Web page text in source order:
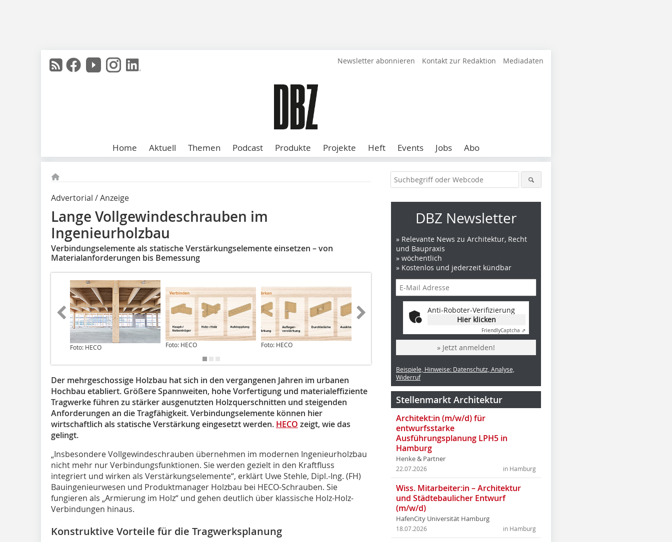
Newsletter abonnieren Kontakt zur Redaktion Mediadaten
Home Aktuell Themen Podcast Produkte Projekte Heft Events Jobs Abo
Advertorial / Anzeige
Lange Vollgewindeschrauben im
Ingenieurholzbau
Verbindungselemente als statische Verstärkungselemente einsetzen – von
Materialanforderungen bis Bemessung
Foto: HECO Foto: HECO Foto: HECO Foto: HECO
Der mehrgeschossige Holzbau hat sich in den vergangenen Jahren im urbanen
Hochbau etabliert. Größere Spannweiten, hohe Vorfertigung und materialeffiziente
Tragwerke führen zu stärker ausgenutzten Holzquerschnitten und steigenden
Anforderungen an die Tragfähigkeit. Verbindungselemente können hier
wirtschaftlich als statische Verstärkung eingesetzt werden. HECO zeigt, wie das
gelingt.
„Insbesondere Vollgewindeschrauben übernehmen im modernen Ingenieurholzbau
nicht mehr nur Verbindungsfunktionen. Sie werden gezielt in den Kraftfluss
integriert und wirken als Verstärkungselemente“, erklärt Uwe Stehle, Dipl.-Ing. (FH)
Bauingenieurwesen und Produktmanager Holzbau bei HECO-Schrauben. Sie
fungieren als „Armierung im Holz“ und gehen deutlich über klassische Holz-Holz-
Verbindungen hinaus.
Konstruktive Vorteile für die Tragwerksplanung
DBZ Newsletter
» Relevante News zu Architektur, Recht
und Baupraxis
» wöchentlich
» Kostenlos und jederzeit kündbar
Anti-Roboter-Verifizierung
Hier klicken
FriendlyCaptcha ⇗
» Jetzt anmelden!
Beispiele, Hinweise: Datenschutz, Analyse,
Widerruf
Stellenmarkt Architektur
Architekt:in (m/w/d) für
entwurfsstarke
Ausführungsplanung LPH5 in
Hamburg
Henke & Partner
in Hamburg
22.07.2026
Wiss. Mitarbeiter:in – Architektur
und Städtebaulicher Entwurf
(m/w/d)
HafenCity Universität Hamburg
in Hamburg
18.07.2026